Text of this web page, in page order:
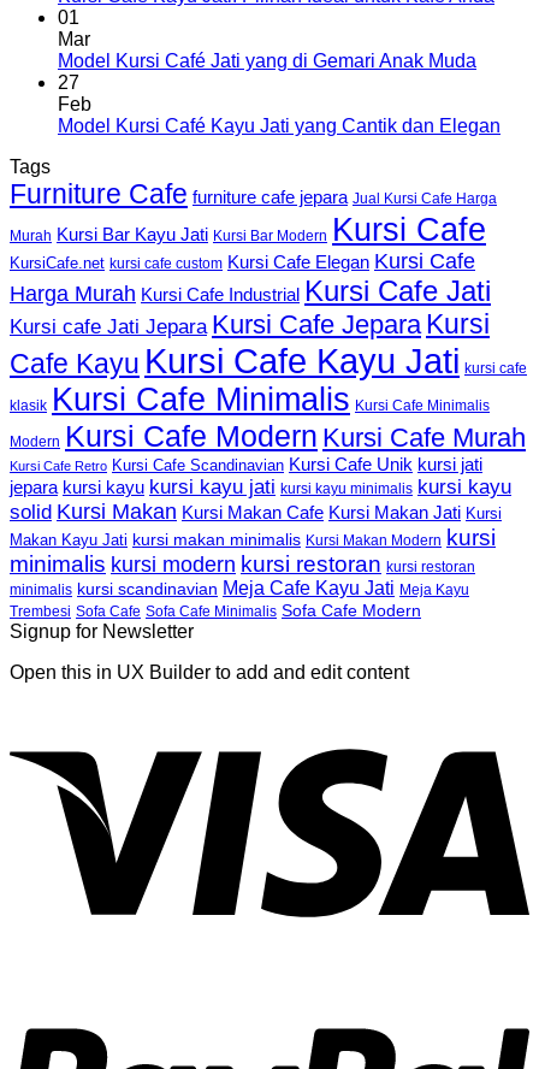
01
Mar
Model Kursi Café Jati yang di Gemari Anak Muda
27
Feb
Model Kursi Café Kayu Jati yang Cantik dan Elegan
Tags
Furniture Cafe furniture cafe jepara Jual Kursi Cafe Harga
Murah Kursi Bar Kayu Jati Kursi Bar Modern Kursi Cafe
KursiCafe.net kursi cafe custom Kursi Cafe Elegan Kursi Cafe
Harga Murah Kursi Cafe Industrial Kursi Cafe Jati
Kursi cafe Jati Jepara Kursi Cafe Jepara Kursi
Cafe Kayu Kursi Cafe Kayu Jati kursi cafe
klasik Kursi Cafe Minimalis Kursi Cafe Minimalis
Modern Kursi Cafe Modern Kursi Cafe Murah
Kursi Cafe Retro Kursi Cafe Scandinavian Kursi Cafe Unik kursi jati
jepara kursi kayu kursi kayu jati kursi kayu minimalis kursi kayu
solid Kursi Makan Kursi Makan Cafe Kursi Makan Jati Kursi
Makan Kayu Jati kursi makan minimalis Kursi Makan Modern
kursi
minimalis kursi modern kursi restoran kursi restoran
minimalis kursi scandinavian Meja Cafe Kayu Jati Meja Kayu
Trembesi Sofa Cafe Sofa Cafe Minimalis Sofa Cafe Modern
Signup for Newsletter
Open this in UX Builder to add and edit content